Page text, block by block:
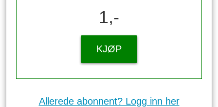
1,-
KJØP
Allerede abonnent? Logg inn her